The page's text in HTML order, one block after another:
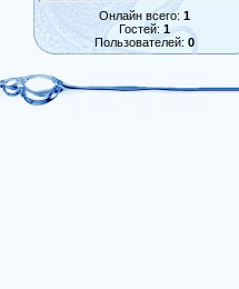
Онлайн всего: 1
Гостей: 1
Пользователей: 0